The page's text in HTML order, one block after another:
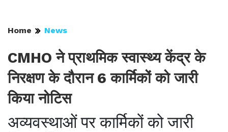
Home News
CMHO ने प्राथमिक स्वास्थ्य केंद्र के
निरक्षण के दौरान 6 कार्मिकों को जारी
किया नोटिस
अव्यवस्थाओं पर कार्मिकों को जारी